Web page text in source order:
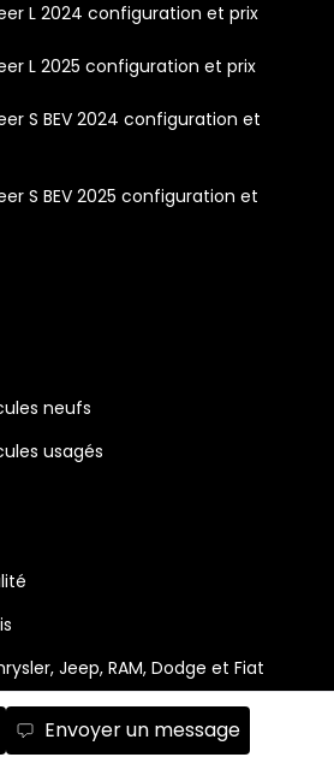
Envoyer un message
L 2024 configuration et prix
L 2025 configuration et prix
S BEV 2024 configuration et
S BEV 2025 configuration et
neufs
usagés
Jeep, RAM, Dodge et Fiat